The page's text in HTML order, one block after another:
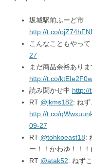
坂城駅前ふーど市
http://t.co/
こんなこともやって
27
まだ商品余裕あり
http://t.co/
読み聞かせ中 http://
RT @jkms182: ね
http://t.co/
09-27
RT @tohkoeast18:
ー！！かわゆ！！
RT @atak52: ねず